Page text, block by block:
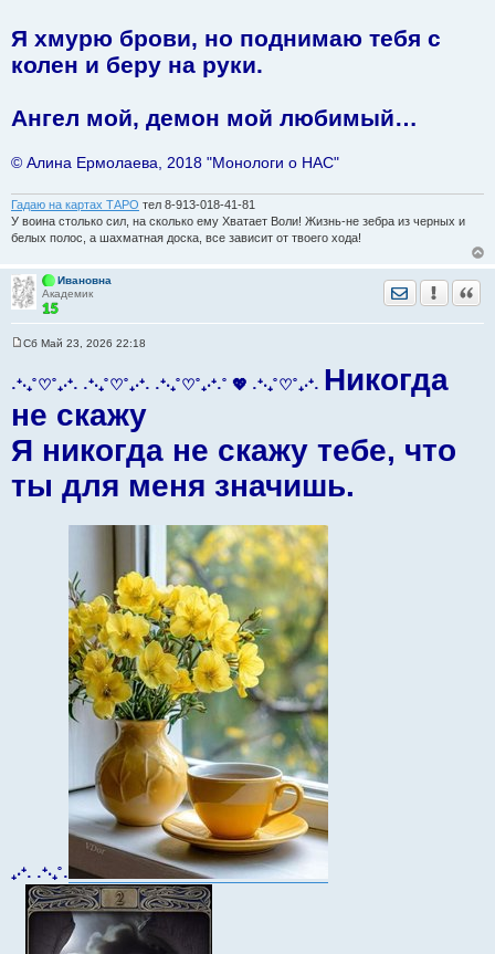
Я хмурю брови, но поднимаю тебя с
колен и беру на руки.
Ангел мой, демон мой любимый…
© Алина Ермолаева, 2018 "Монологи о НАС"
Гадаю на картах ТАРО тел 8-913-018-41-81
У воина столько сил, на сколько ему Хватает Воли! Жизнь-не зебра из черных и
белых полос, а шахматная доска, все зависит от твоего хода!
Ивановна
Академик
Отправить
б
е
и
е
Сб Май 23, 2026 22:18
˖⁺‧₊˚♡˚₊‧⁺˖ ˖⁺‧₊˚♡˚₊‧⁺˖ ˖⁺‧₊˚♡˚₊‧⁺˖˚ 💖 ˖⁺‧₊˚♡˚₊‧⁺˖ Никогда
не скажу
Я никогда не скажу тебе, что
ты для меня значишь.
₊‧⁺˖ ˖⁺‧₊˚˖